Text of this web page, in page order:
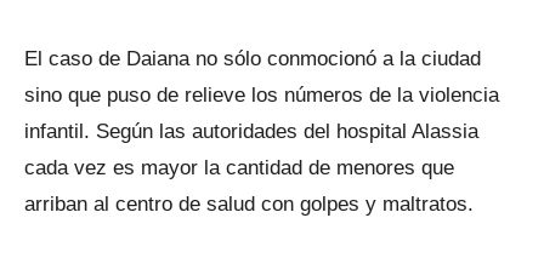
El caso de Daiana no sólo conmocionó a la ciudad
sino que puso de relieve los números de la violencia
infantil. Según las autoridades del hospital Alassia
cada vez es mayor la cantidad de menores que
arriban al centro de salud con golpes y maltratos.